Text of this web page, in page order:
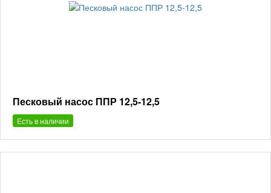
Песковый насос ППР 12,5-12,5
Есть в наличии